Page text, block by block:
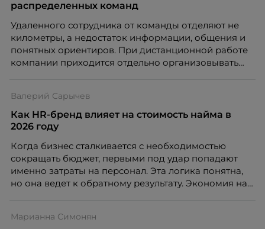
распределенных команд
Удаленного сотрудника от команды отделяют не
километры, а недостаток информации, общения и
понятных ориентиров. При дистанционной работе
компании приходится отдельно организовывать
по работе с персоналом Инфомаксимум,
рассказывает, как выстроить адаптацию
распределенной команды без лишнего контроля и
Валерий Сарычев
Как HR-бренд влияет на стоимость найма в
2026 году
Когда бизнес сталкивается с необходимостью
сокращать бюджет, первыми под удар попадают
именно затраты на персонал. Эта логика понятна,
но она ведет к обратному результату. Экономия на
значит – сокращает доходы бизнеса.
Марианна Симонян